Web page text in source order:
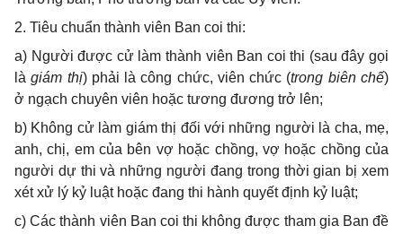
2. Tiêu chuẩn thành viên Ban coi thi:
a) Người được cử làm thành viên Ban coi thi (sau đây gọi
làgiám thị) phải là công chức, viên chức (trong biên chế)
ở ngạch chuyên viên hoặc tương đương trở lên;
b) Không cử làm giám thị đối với những người là cha, mẹ,
anh, chị, em của bên vợ hoặc chồng, vợ hoặc chồng của
người dự thi và những người đang trong thời gian bị xem
xét xử lý kỷ luật hoặc đang thi hành quyết định kỷ luật;
c)Các thành viên Ban coi thi không được tham gia Ban đề